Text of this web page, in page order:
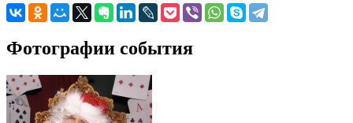
Фотографии события